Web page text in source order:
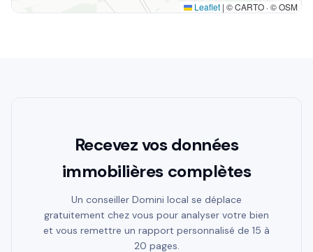
Leaflet | © CARTO · © OSM
Recevez vos données
immobilières complètes
Un conseiller Domini local se déplace
gratuitement chez vous pour analyser votre bien
et vous remettre un rapport personnalisé de 15 à
20 pages.